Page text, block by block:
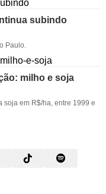
subindo
Paulo.
milho e soja
em R$/ha, entre 1999 e